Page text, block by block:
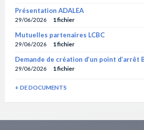
Présentation ADALEA
29/06/2026 1 fichier
Mutuelles partenaires LCBC
29/06/2026 1 fichier
Demande de création d’un point d’arrêt
29/06/2026 1 fichier
+ DE DOCUMENTS